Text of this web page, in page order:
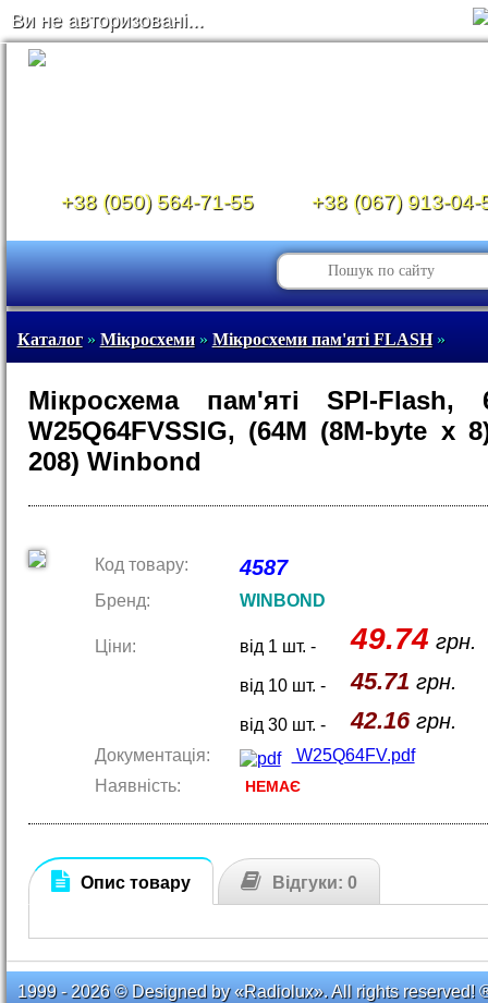
Ви не авторизовані...
+38 (050) 564-71-55 +38 (067) 913-04-
Каталог» Мікросхеми» Мікросхеми пам'яті FLASH»
Мікросхема пам'яті SPI-Flash,
W25Q64FVSSIG, (64M (8M-byte x
208) Winbond
Код товару: 4587
Бренд: WINBOND
Ціни: від 1 шт. - 49.74 грн.
від 10 шт. - 45.71 грн.
від 30 шт. - 42.16грн.
Документація:
W25Q64FV.pdf
Наявність:
НЕМАЄ
Опис товару Відгуки: 0
1999 - 2026 © Designed by «Radiolux». All rights reserved!